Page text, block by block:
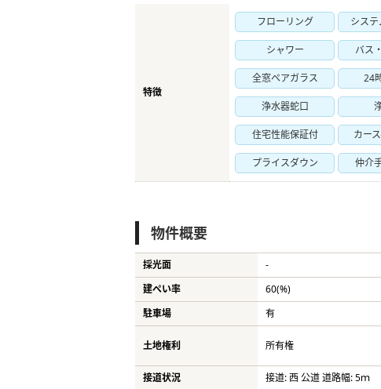
特徴
フローリング シス
シャワー バス
全窓ペアガラス 24
浄水器蛇口
住宅性能保証付 カー
プライスダウン 仲介
物件概要
採光面 -
建ぺい率
60(%)
駐車場
有
土地権利 所有権
接道状況 接道: 西 公道 道路幅: 5ｍ